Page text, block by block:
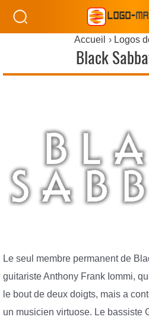
Accueil Logos
Black
Le seul membre permanent de
guitariste Anthony Frank Iommi,
le bout de deux doigts, mais a
un musicien virtuose. Le bassiste